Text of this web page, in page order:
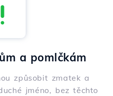
a pomlčkám
způsobit zmatek a
jméno, bez těchto